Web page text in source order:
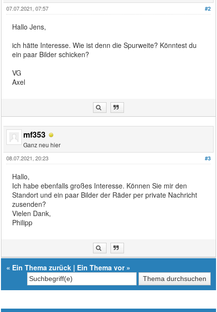
#2
07.07.2021, 07:57
Hallo Jens,
ich hätte Interesse. Wie ist denn die Spurweite? Könntest du
ein paar Bilder schicken?
VG
Axel
mf353
Ganz neu hier
#3
08.07.2021, 20:23
Hallo,
Ich habe ebenfalls großes Interesse. Können Sie mir den
Standort und ein paar Bilder der Räder per private Nachricht
zusenden?
Vielen Dank,
Philipp
« Ein Thema zurück | Ein Thema vor»